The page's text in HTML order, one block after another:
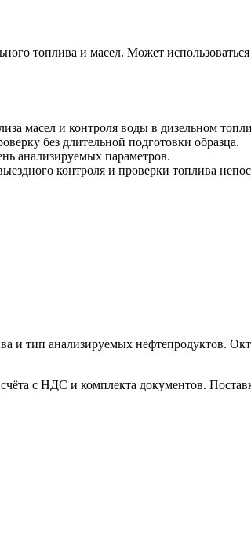
топлива и масел. Может
масел и контроля воды в дизельном
без длительной подготовки образца.
анализируемых параметров.
контроля и проверки топлива
и тип анализируемых нефтепродуктов.
с НДС и комплекта документов.